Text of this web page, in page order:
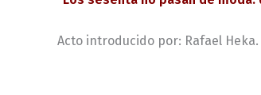
Acto introducido por: Rafael Heka.